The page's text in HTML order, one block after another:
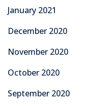
January 2021
December 2020
November 2020
October 2020
September 2020